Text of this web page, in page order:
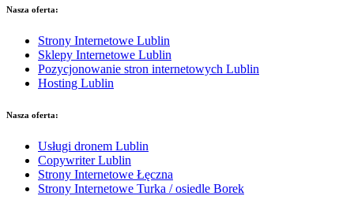
Nasza oferta:
Strony Internetowe Lublin
Sklepy Internetowe Lublin
Pozycjonowanie stron internetowych Lublin
Hosting Lublin
Nasza oferta:
Usługi dronem Lublin
Copywriter Lublin
Strony Internetowe Łęczna
Strony Internetowe Turka / osiedle Borek